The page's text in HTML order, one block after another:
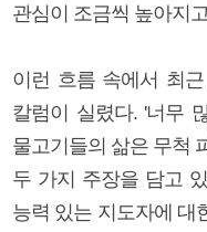
관심이 조금씩 높아지
이런 흐름 속에서 최
칼럼이 실렸다. '너무
물고기들의 삶은 무척
두 가지 주장을 담고
능력 있는 지도자에 대